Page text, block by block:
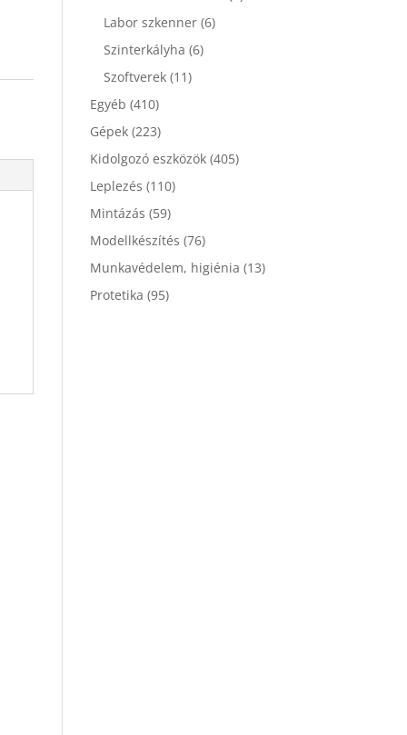
Labor szkenner (6)
Szinterkályha (6)
Szoftverek (11)
Egyéb (410)
Gépek (223)
Kidolgozó eszközök (405)
Leplezés (110)
Mintázás (59)
Modellkészítés (76)
Munkavédelem, higiénia (13)
Protetika (95)